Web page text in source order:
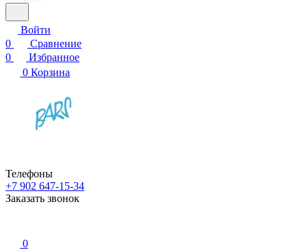
Войти
0
Сравнение
0
Избранное
0 Корзина
Телефоны
+7 902 647-15-34
Заказать звонок
0